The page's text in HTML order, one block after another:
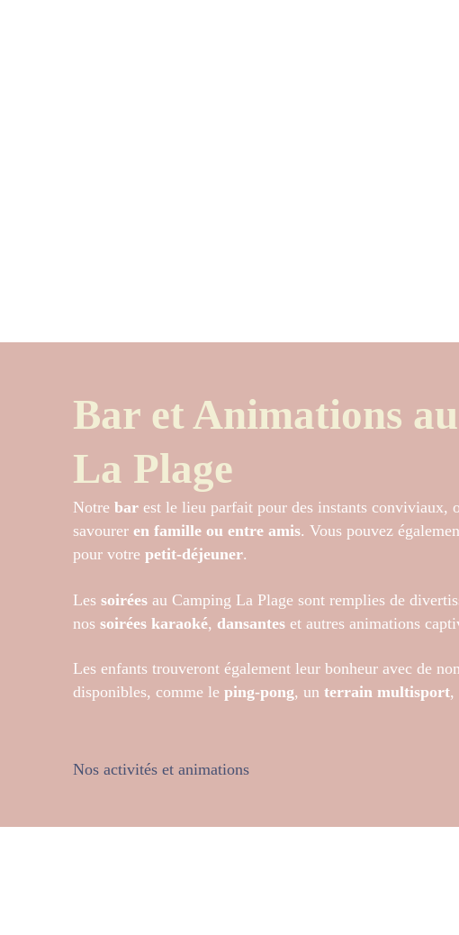
Bar et Animations
La Plage
Notre bar est le lieu parfait pour des instants conviviaux,
savourer en famille ou entre amis. Vous pouvez
pour votre petit-déjeuner.
Les soirées au Camping La Plage sont remplies de
nos soirées karaoké, dansantes et autres animations
Les enfants trouveront également leur bonheur avec de
disponibles, comme le ping-pong, un terrain multisport,
Nos activités et animations